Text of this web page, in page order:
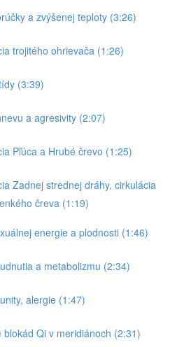
a zvýšenej teploty (3:26)
trojitého ohrievača (1:26)
(3:39)
a agresivity (2:07)
Pľúca a Hrubé črevo (1:25)
Zadnej strednej dráhy, cirkulácia
čreva (1:19)
energie a plodnosti (1:46)
a metabolizmu (2:34)
alergie (1:47)
blokád Qi v meridiánoch (2:31)